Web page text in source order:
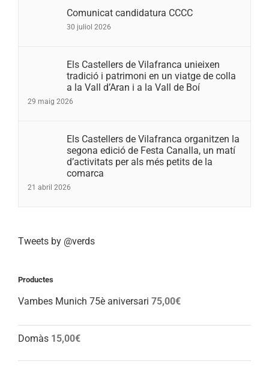
Comunicat candidatura CCCC
30 juliol 2026
Els Castellers de Vilafranca unieixen
tradició i patrimoni en un viatge de colla
a la Vall d’Aran i a la Vall de Boí
29 maig 2026
Els Castellers de Vilafranca organitzen la
segona edició de Festa Canalla, un matí
d’activitats per als més petits de la
comarca
21 abril 2026
Tweets by @verds
Productes
Vambes Munich 75è aniversari 75,00€
Domàs 15,00€